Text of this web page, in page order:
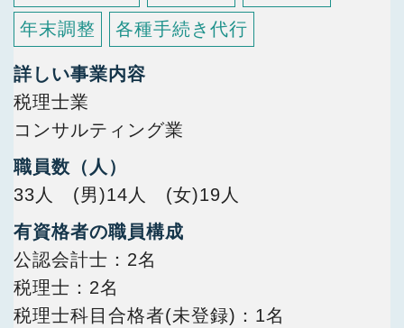
年末調整
各種手続き代行
詳しい事業内容
税理士業
コンサルティング業
職員数（人）
33人 (男)14人 (女)19人
有資格者の職員構成
公認会計士
2名
税理士
2名
税理士科目合格者(未登録)
1名